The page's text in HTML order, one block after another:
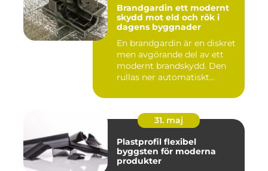
Brandgardin ett modernt
skydd mot eld och rök i
dagens byggnader
En brandgardin är en diskret
men avgörande del av ett
modernt brandskydd. Den
rullas ner automatiskt...
31. maj
Plastprofil flexibel
byggsten för moderna
produkter